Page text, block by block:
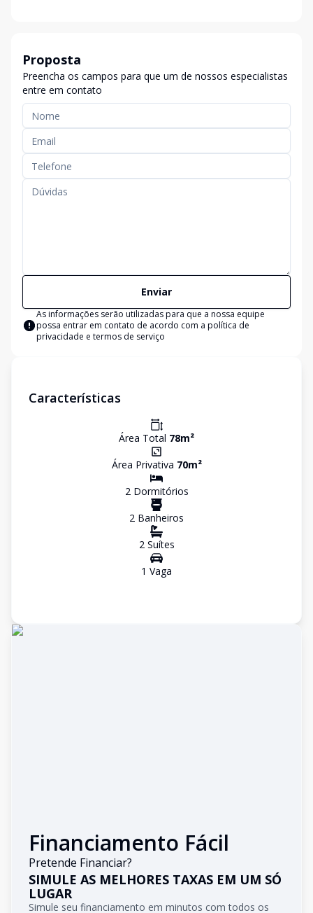
Proposta
Preencha os campos para que um de nossos especialistas
entre em contato
Enviar
As informações serão utilizadas para que a nossa equipe
possa entrar em contato de acordo com a política de
privacidade e termos de serviço
Características
Área Total 78m²
Área Privativa 70m²
2Dormitórios
2 Banheiros
2Suítes
1 Vaga
Financiamento Fácil
Pretende Financiar?
SIMULE AS MELHORES TAXAS EM UM SÓ
LUGAR
Simule seu financiamento em minutos com todos os